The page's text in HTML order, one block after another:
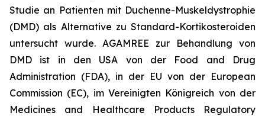
Studie an Patienten mit Duchenne-Muskeldystrophie
(DMD) als Alternative zu Standard-Kortikosteroiden
untersucht wurde. AGAMREE zur Behandlung von
DMD ist in den USA von der Food and Drug
Administration (FDA), in der EU von der European
Commission (EC), im Vereinigten Königreich von der
Medicines and Healthcare Products Regulatory